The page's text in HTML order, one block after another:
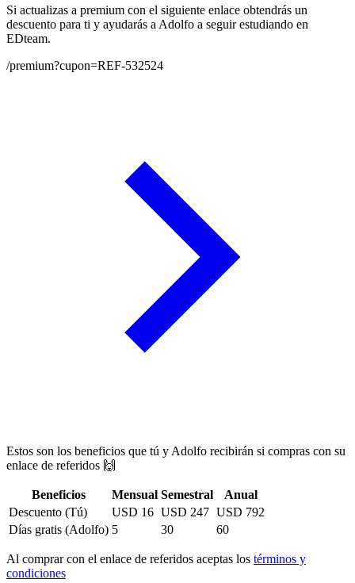
Si actualizas a premium con el siguiente enlace obtendrás un
descuento para ti y ayudarás a Adolfo a seguir estudiando en
EDteam.
/premium?cupon=REF-532524
Estos son los beneficios que tú y Adolfo recibirán si compras con su
enlace de referidos 🙌
Beneficios Mensual Semestral
Anual
Descuento (Tú)
USD 16 USD 247 USD 792
Días gratis (Adolfo) 5 30 60
Al comprar con el enlace de referidos aceptas los términos y
condiciones